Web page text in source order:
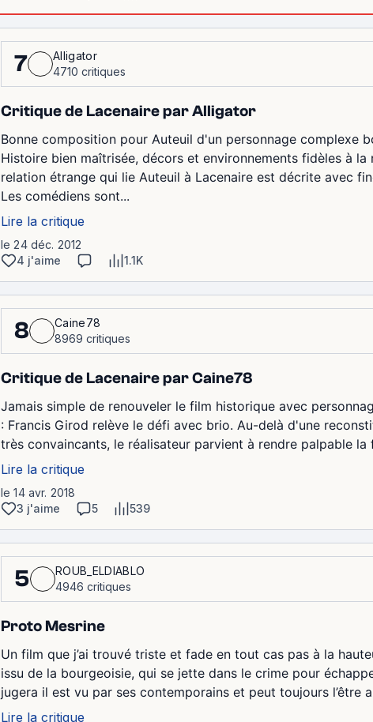
7
Alligator
4710 critiques
Critique de Lacenaire par Alligator
Bonne composition pour Auteuil d'un personnage complexe
Histoire bien maîtrisée, décors et environnements fidèles à la
relation étrange qui lie Auteuil à Lacenaire est décrite avec
Les comédiens sont...
Lire la critique
le 24 déc. 2012
4 j'aime
1.1K
8
Caine78
8969 critiques
Critique de Lacenaire par Caine78
Jamais simple de renouveler le film historique avec
: Francis Girod relève le défi avec brio. Au-delà d'une
très convaincants, le réalisateur parvient à rendre palpable la
Lire la critique
le 14 avr. 2018
3 j'aime
5 539
5
ROUB_ELDIABLO
4946 critiques
Proto Mesrine
Un film que j’ai trouvé triste et fade en tout cas pas à la
issu de la bourgeoisie, qui se jette dans le crime pour
jugera il est vu par ses contemporains et peut toujours l’être
Lire la critique